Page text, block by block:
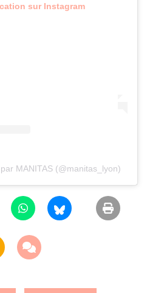
sur Instagram
MANITAS (@manitas_lyon)